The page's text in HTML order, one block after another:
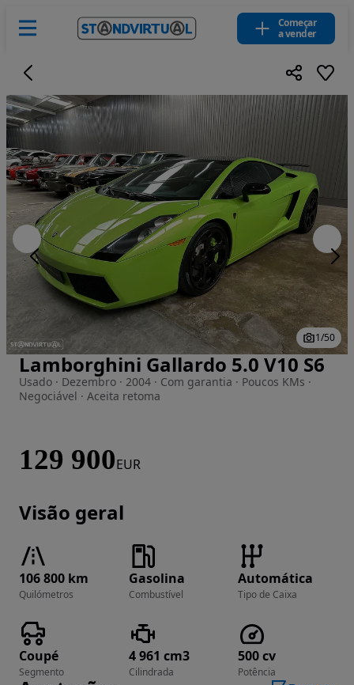
Começar
a vender
Imagem 1 de 50
1/50
Lamborghini Gallardo 5.0 V10 S6
Usado · Dezembro · 2004 · Com garantia · Poucos KMs ·
Negociável · Aceita retoma
129 900EUR
Visão geral
106 800 km
Quilómetros
Gasolina
Combustível
Automática
Tipo de Caixa
Coupé
Segmento
4 961 cm3
Cilindrada
500 cv
Potência